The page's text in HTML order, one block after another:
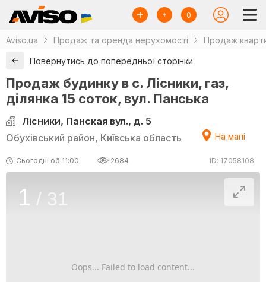
0
Aviso.ua Продаж та оренда нерухомості Продаж
Повернутись до попередньої сторінки
Продаж будинку в с. Лісники, газ,
ділянка 15 соток, вул. Панська
Лісники, Панская вул., д. 5
Обухівський район, Київська область На мапі
Сьогодні об 11:00 2684 ID: 17058108
Oops... Failed to load content...
1 / 31